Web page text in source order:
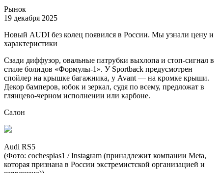
Рынок
19 декабря 2025
Новый AUDI без колец появился в России. Мы узнали цену и
характеристики
Сзади диффузор, овальные патрубки выхлопа и стоп-сигнал в
стиле болидов «Формулы-1». У Sportback предусмотрен
спойлер на крышке багажника, у Avant — на кромке крыши.
Декор бамперов, юбок и зеркал, судя по всему, предложат в
глянцево-черном исполнении или карбоне.
Салон
Audi RS5
(Фото: cochespias1 / Instagram (принадлежит компании Metа,
которая признана в России экстремистской организацией и